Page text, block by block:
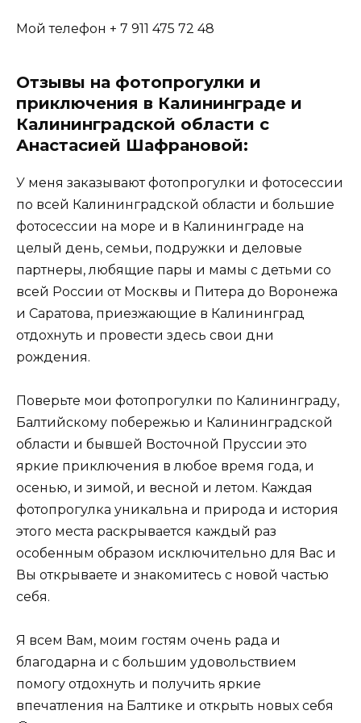
Мой телефон + 7 911 475 72 48
Отзывы на фотопрогулки и
приключения в Калининграде и
Калининградской области с
Анастасией Шафрановой:
У меня заказывают фотопрогулки и фотосессии
по всей Калининградской области и большие
фотосессии на море и в Калининграде на
целый день, семьи, подружки и деловые
партнеры, любящие пары и мамы с детьми со
всей России от Москвы и Питера до Воронежа
и Саратова, приезжающие в Калининград
отдохнуть и провести здесь свои дни
рождения.
Поверьте мои фотопрогулки по Калининграду,
Балтийскому побережью и Калининградской
области и бывшей Восточной Пруссии это
яркие приключения в любое время года, и
осенью, и зимой, и весной и летом. Каждая
фотопрогулка уникальна и природа и история
этого места раскрывается каждый раз
особенным образом исключительно для Вас и
Вы открываете и знакомитесь с новой частью
себя.
Я всем Вам, моим гостям очень рада и
благодарна и с большим удовольствием
помогу отдохнуть и получить яркие
впечатления на Балтике и открыть новых себя